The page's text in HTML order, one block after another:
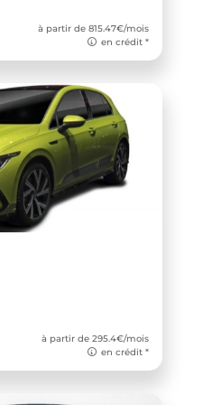
à partir de 815.47€/mois
en crédit *
à partir de 295.4€/mois
en crédit *